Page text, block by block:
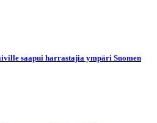
saapui harrastajia ympäri Suomen